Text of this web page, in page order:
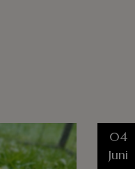
04
Juni